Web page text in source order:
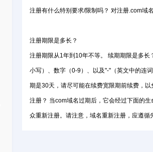
注册有什么特别要求/限制吗？ 对注册.com域
注册期限是多长？
注册期限从1年到10年不等。 续期期限是多
小写）、数字（0-9）、以及"-"（英文中的连
期是30天，请尽可能在续费宽限期前续费，
注册？ 当com域名过期后，它会经过下面的
众重新注册。请注意，域名重新注册，应遵